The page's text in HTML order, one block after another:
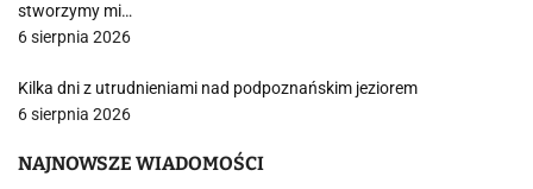
stworzymy mi…
6 sierpnia 2026
Kilka dni z utrudnieniami nad podpoznańskim jeziorem
6 sierpnia 2026
NAJNOWSZE WIADOMOŚCI